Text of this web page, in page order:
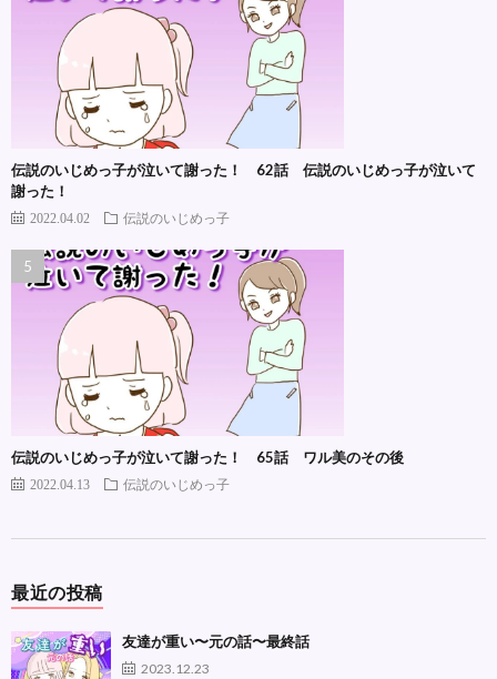
伝説のいじめっ子が泣いて謝った！ 62話 伝説のいじめっ子が泣いて
謝った！
2022.04.02 伝説のいじめっ子
伝説のいじめっ子が泣いて謝った！ 65話 ワル美のその後
2022.04.13 伝説のいじめっ子
最近の投稿
友達が重い〜元の話〜最終話
2023.12.23